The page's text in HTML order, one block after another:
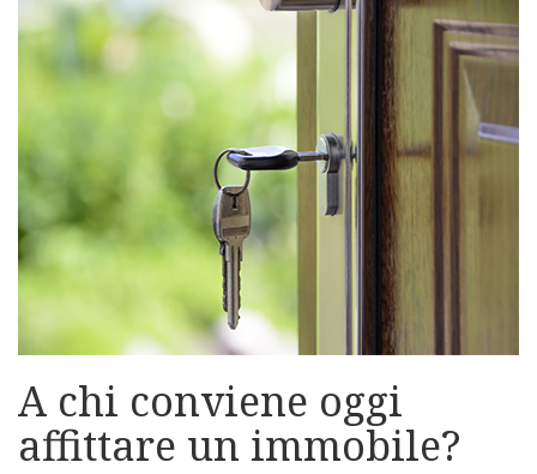
A chi conviene oggi
affittare un immobile?